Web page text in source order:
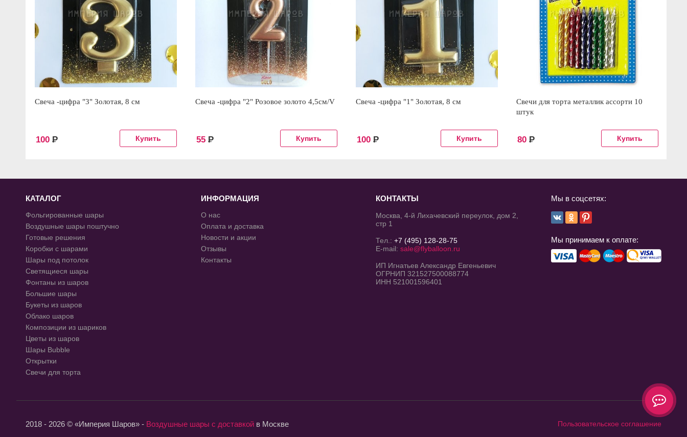
Свеча -цифра "3" Золотая, 8 см
100 Р
Свеча -цифра "2" Розовое золото 4,5см/V
55 Р
Свеча -цифра "1" Золотая, 8 см
100 Р
Свечи для торта металлик ассорти 10
штук
80 Р
КАТАЛОГ
Фольгированные шары
Воздушные шары поштучно
Готовые решения
Коробки с шарами
Шары под потолок
Светящиеся шары
Фонтаны из шаров
Большие шары
Букеты из шаров
Облако шаров
Композиции из шариков
Цветы из шаров
Шары Bubble
Открытки
Свечи для торта
ИНФОРМАЦИЯ
О нас
Оплата и доставка
Новости и акции
Отзывы
Контакты
КОНТАКТЫ
Москва, 4-й Лихачевский переулок, дом 2,
стр 1
Тел.:+7 (495) 128-28-75
E-mail:sale@flyballoon.ru
ИП Игнатьев Александр Евгеньевич
ОГРНИП 321527500088774
ИНН 521001596401
Мы в соцсетях:
Мы принимаем к оплате:
2018 - 2026 © «Империя Шаров» - Воздушные шары с доставкой в Москве Пользовательское соглашение